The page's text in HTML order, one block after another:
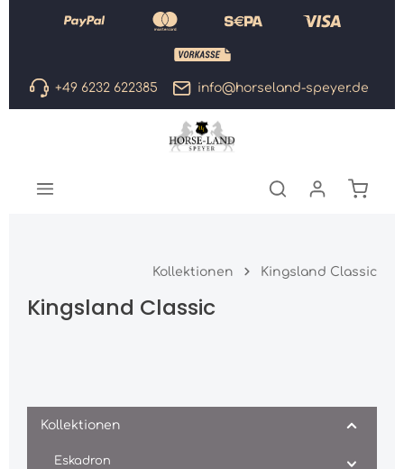
Zum Hauptinhalt springen
+49 6232 622385 info@horseland-speyer.de
Kollektionen Kingsland Classic
Kingsland Classic
Kollektionen
Eskadron